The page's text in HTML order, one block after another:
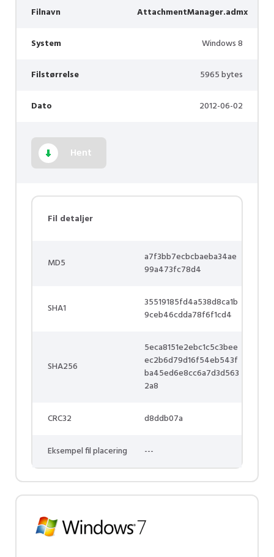
Filnavn AttachmentManager.admx
System Windows 8
Filstørrelse 5965 bytes
Dato 2012-06-02
Hent
Fil detaljer
MD5
a7f3bb7ecbcbaeba34ae
99a473fc78d4
SHA1
35519185fd4a538d8ca1b
9ceb46cdda78f6f1cd4
SHA256
5eca8151e2ebc1c5c3bee
ec2b6d79d16f54eb543f
ba45ed6e8cc6a7d3d563
2a8
CRC32 d8ddb07a
Eksempel fil placering ---